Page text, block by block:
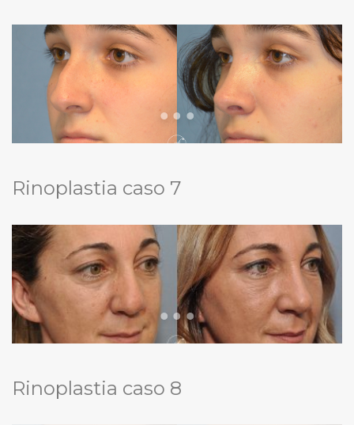
Rinoplastia caso 7
Rinoplastia caso 8